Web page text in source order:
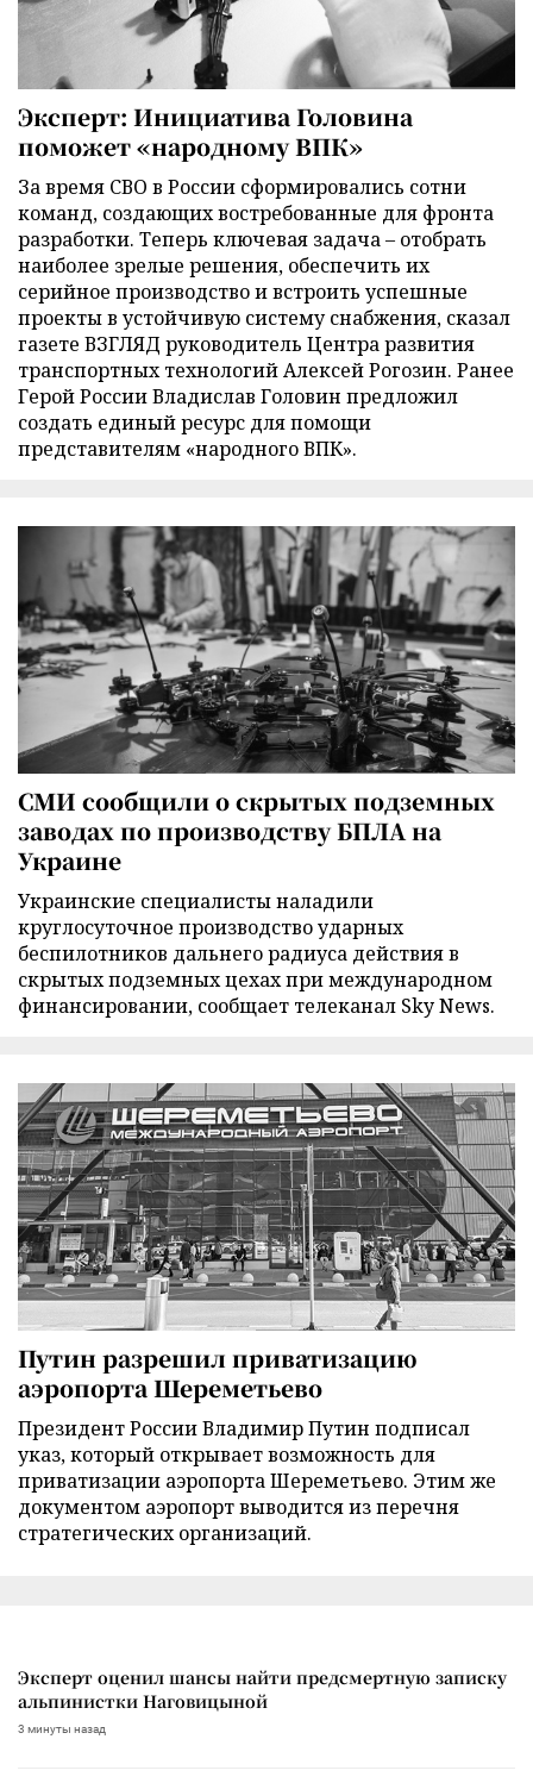
Эксперт: Инициатива Головина
поможет «народному ВПК»
За время СВО в России сформировались сотни
команд, создающих востребованные для фронта
разработки. Теперь ключевая задача – отобрать
наиболее зрелые решения, обеспечить их
серийное производство и встроить успешные
проекты в устойчивую систему снабжения, сказал
газете ВЗГЛЯД руководитель Центра развития
транспортных технологий Алексей Рогозин. Ранее
Герой России Владислав Головин предложил
создать единый ресурс для помощи
представителям «народного ВПК».
СМИ сообщили о скрытых подземных
заводах по производству БПЛА на
Украине
Украинские специалисты наладили
круглосуточное производство ударных
беспилотников дальнего радиуса действия в
скрытых подземных цехах при международном
финансировании, сообщает телеканал Sky News.
Путин разрешил приватизацию
аэропорта Шереметьево
Президент России Владимир Путин подписал
указ, который открывает возможность для
приватизации аэропорта Шереметьево. Этим же
документом аэропорт выводится из перечня
стратегических организаций.
Эксперт оценил шансы найти предсмертную записку
альпинистки Наговицыной
3 минуты назад